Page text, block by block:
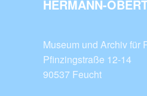
HERMANN-
Museum und Archiv für
Pfinzingstraße 12-14
90537 Feucht